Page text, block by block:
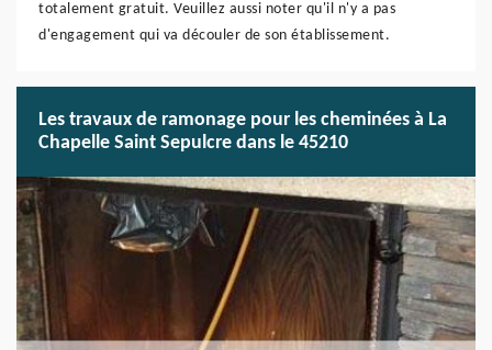
totalement gratuit. Veuillez aussi noter qu'il n'y a pas
d'engagement qui va découler de son établissement.
Les travaux de ramonage pour les cheminées à La
Chapelle Saint Sepulcre dans le 45210